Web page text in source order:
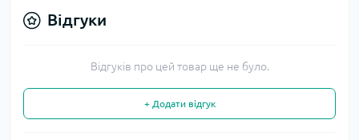
Відгуки
Відгуків про цей товар ще не було.
+ Додати відгук